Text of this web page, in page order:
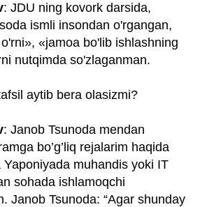
: JDU ning kovork darsida,
ismli insondan o'rgangan,
«jamoa bo'lib ishlashning
nutqimda so'zlaganman.
aytib bera olasizmi?
: Janob Tsunoda mendan
bo’g’liq rejalarim haqida
Yaponiyada muhandis yoki IT
sohada ishlamoqchi
Janob Tsunoda: “Agar shunday